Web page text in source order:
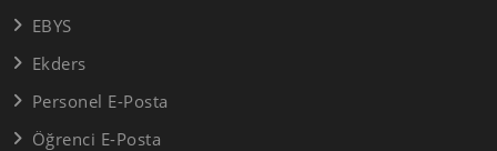
EBYS
Ekders
Personel E-Posta
Öğrenci E-Posta